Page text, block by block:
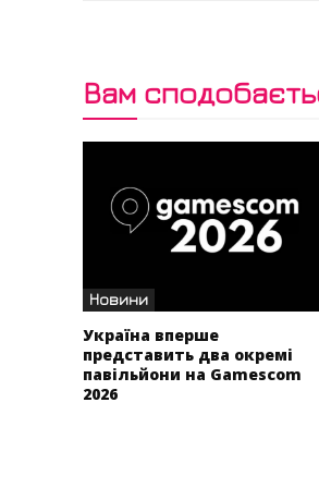
Вам
Новини
Україна вперше
представить два окремі
павільйони на Gamescom
2026